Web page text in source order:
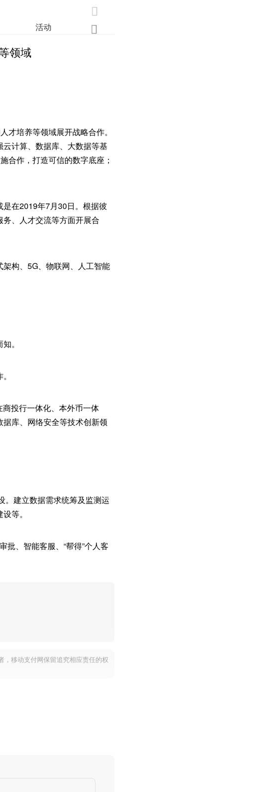

活动 
领域
才培养等领域展开战略合作。
计算、数据库、大数据等基
合作，打造可信的数字底座；
是在2019年7月30日。根据彼
、人才交流等方面开展合
构、5G、物联网、人工智能
。
投行一体化、本外币一体
库、网络安全等技术创新领
。建立数据需求统筹及监测运
等。
、智能客服、“帮得”个人客
，移动支付网保留追究相应责任的权